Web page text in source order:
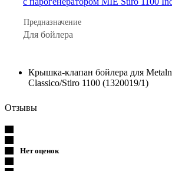
Предназначение
Для бойлера
Крышка-клапан бойлера для
Classico/Stiro 1100 (1320019/1)
Отзывы
Нет оценок